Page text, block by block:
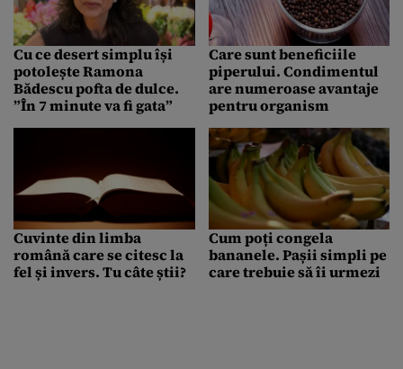
Cu ce desert simplu își
potolește Ramona
Bădescu pofta de dulce.
”În 7 minute va fi gata”
Care sunt beneficiile
piperului. Condimentul
are numeroase avantaje
pentru organism
Cuvinte din limba
română care se citesc la
fel și invers. Tu câte știi?
Cum poți congela
bananele. Pașii simpli pe
care trebuie să îi urmezi